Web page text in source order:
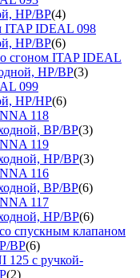
НР/ВР(4)
ITAP IDEAL 098
НР/ВР(6)
сгоном ITAP IDEAL
НР/ВР(3)
099
НР/НР(6)
118
ВР/ВР(3)
119
НР/ВР(3)
116
ВР/ВР(6)
117
НР/ВР(6)
спускным клапаном
ВР(6)
125 с ручкой-
(2)